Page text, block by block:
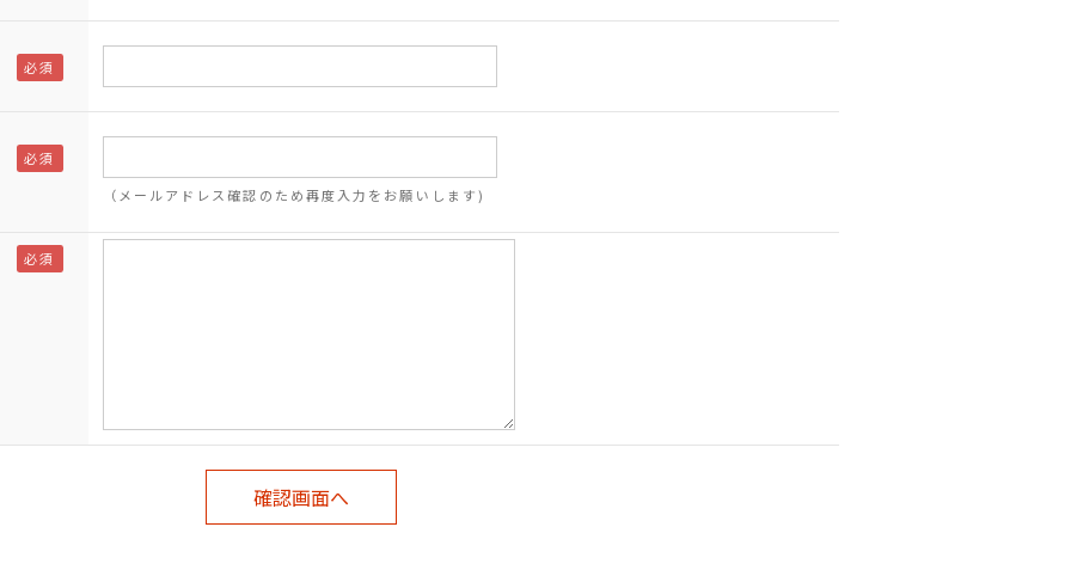
（メールアドレス確認のため再度入力をお願いします)